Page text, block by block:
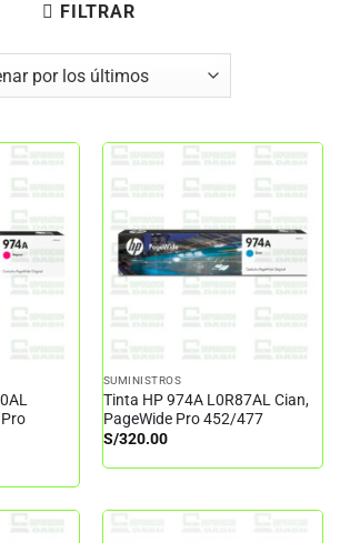
FILTRAR
SUMINISTROS
Tinta HP 974A L0R87AL Cian,
PageWide Pro 452/477
S/320.00